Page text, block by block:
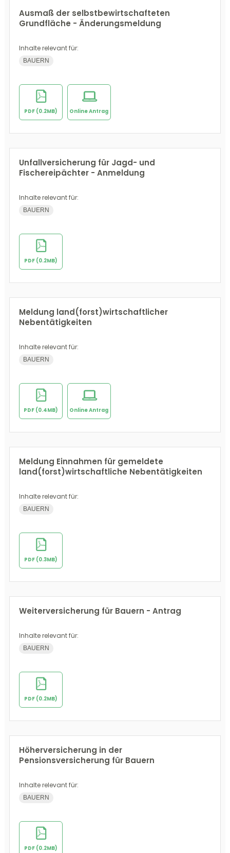
Ausmaß der selbstbewirtschafteten
Grundfläche - Änderungsmeldung
Inhalte relevant für:
BAUERN
PDF (0.2MB) Online Antrag
Unfallversicherung für Jagd- und
Fischereipächter - Anmeldung
Inhalte relevant für:
BAUERN
PDF (0.2MB)
Meldung land(forst)wirtschaftlicher
Nebentätigkeiten
Inhalte relevant für:
BAUERN
PDF (0.4MB) Online Antrag
Meldung Einnahmen für gemeldete
land(forst)wirtschaftliche Nebentätigkeiten
Inhalte relevant für:
BAUERN
PDF (0.3MB)
Weiterversicherung für Bauern - Antrag
Inhalte relevant für:
BAUERN
PDF (0.2MB)
Höherversicherung in der
Pensionsversicherung für Bauern
Inhalte relevant für:
BAUERN
PDF (0.2MB)